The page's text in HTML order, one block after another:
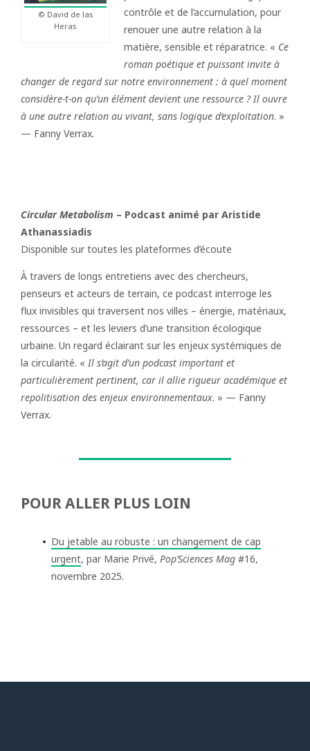
© David de las
Heras
contrôle et de l’accumulation, pour
renouer une autre relation à la
matière, sensible et réparatrice. « Ce
roman poétique et puissant invite à
changer de regard sur notre environnement : à quel moment
considère-t-on qu’un élément devient une ressource ? Il ouvre
à une autre relation au vivant, sans logique d’exploitation. »
— Fanny Verrax.
Circular Metabolism – Podcast animé par Aristide
Athanassiadis
Disponible sur toutes les plateformes d’écoute
À travers de longs entretiens avec des chercheurs,
penseurs et acteurs de terrain, ce podcast interroge les
flux invisibles qui traversent nos villes – énergie, matériaux,
ressources – et les leviers d’une transition écologique
urbaine. Un regard éclairant sur les enjeux systémiques de
la circularité. « Il s’agit d’un podcast important et
particulièrement pertinent, car il allie rigueur académique et
repolitisation des enjeux environnementaux. » — Fanny
Verrax.
POUR ALLER PLUS LOIN
Du jetable au robuste : un changement de cap
urgent, par Marie Privé, Pop’Sciences Mag #16,
novembre 2025.